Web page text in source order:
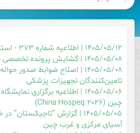
۱۴۰۵/۰۵/۱۲ | اطلاعیه شماره ۳۷۳ - استعلام تولید داخل
۱۴۰۵/۰۵/۰۸ | گشایش پرونده تخصصی نزد بانک عامل
۱۴۰۵/۰۵/۰۸ | اصلاح ضوابط صدور
تامین‌کنندگان تجهیزات پزشکی
۱۴۰۵/۰۵/۰۶ | اطلاعیه برگزاری
چین (China Hospeq ۲۰۲۶)
۱۴۰۵/۰۵/۰۵ | گزارش
آسیای مرکزی و غرب چین